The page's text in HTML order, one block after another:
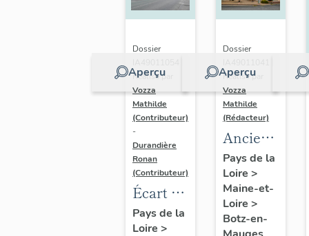
Aperçu
Dossier
Réalisé par
Vozza
Mathilde
(Contributeur)
-
Durandière
Ronan
(Contributeur)
Écart de
la Croix-
Baron
Pays de la
Loire >
Aperçu
Dossier
Réalisé par
Vozza
Mathilde
(Rédacteur)
Ancien
presbytère,
actuellement
mairie
et
Pays de la
Loire >
Maine-et-
Loire >
Botz-en-